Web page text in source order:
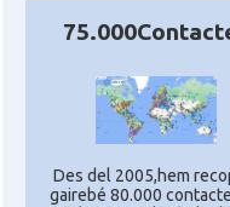
Des del 2005,hem
gairebé 80.000